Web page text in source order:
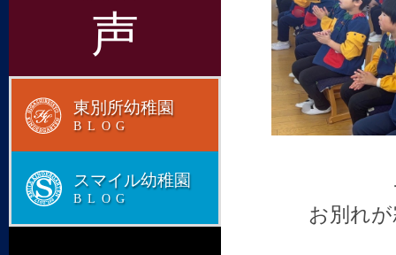
お別れ
声
東別所幼稚園
BLOG
スマイル幼稚園
BLOG